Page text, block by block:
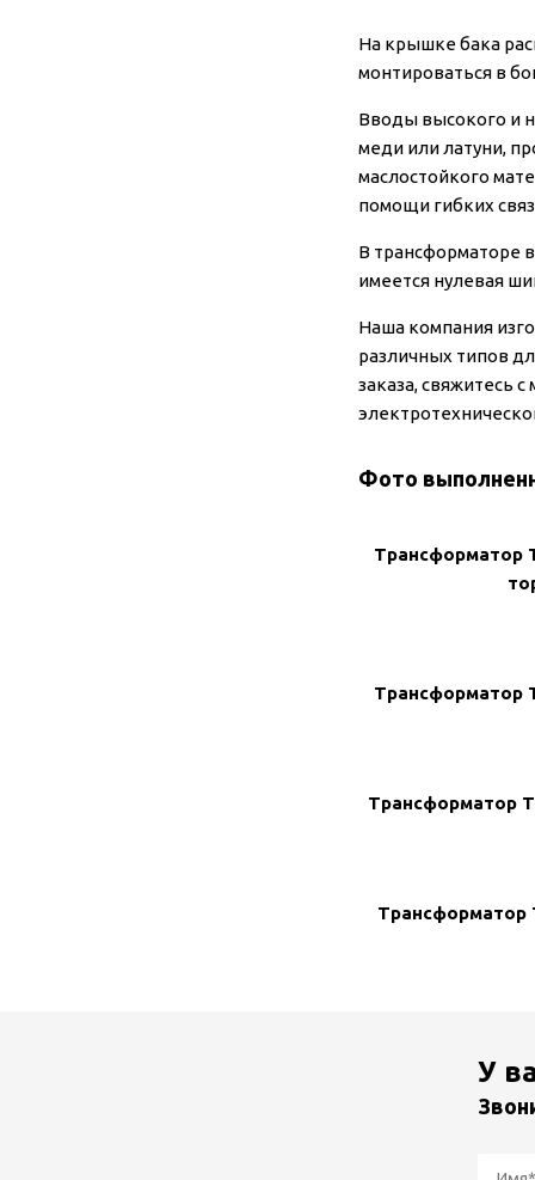
На крышке бака
монтироваться в
Вводы высокого и
меди или латуни,
маслостойкого
помощи гибких
В трансформаторе
имеется нулевая
Наша компания
различных типов
заказа, свяжитесь
Фото
Трансформатор
Трансформатор
Трансформатор
Трансформатор
У